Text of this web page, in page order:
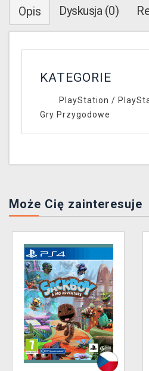
Opis Dyskusja (0)
KATEGORIE
PlayStation /
Gry Przygodowe
Może Cię zainteresuje